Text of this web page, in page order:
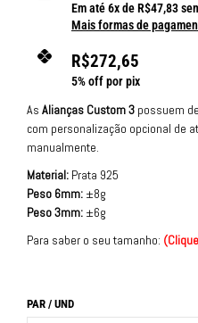
Em até6x deR$47,83
Mais formas de
R$272,65
5% off por pix
As Alianças Custom 3 possuem
com personalização opcional de
manualmente.
Material: Prata 925
Peso 6mm: ±8g
Peso 3mm: ±6g
Para saber o seu tamanho: (
PAR / UND